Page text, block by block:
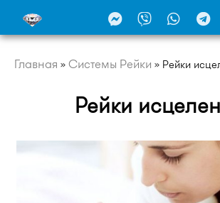
Главная » Системы Рейки » Рейки
Рейки